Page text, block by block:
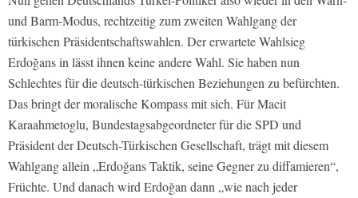
und Barm-Modus, rechtzeitig zum zweiten Wahlgang der
türkischen Präsidentschaftswahlen. Der erwartete Wahlsieg
Erdoğans in lässt ihnen keine andere Wahl. Sie haben nun
Schlechtes für die deutsch-türkischen Beziehungen zu befürchten.
Das bringt der moralische Kompass mit sich. Für Macit
Karaahmetoglu, Bundestagsabgeordneter für die SPD und
Präsident der Deutsch-Türkischen Gesellschaft, trägt mit diesem
Wahlgang allein „Erdoğans Taktik, seine Gegner zu diffamieren“,
Früchte. Und danach wird Erdoğan dann „wie nach jeder